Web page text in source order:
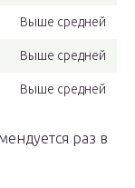
Выше средней
Выше средней
Выше средней
раз в